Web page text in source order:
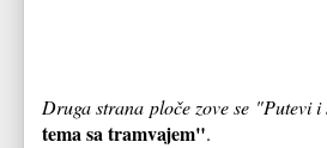
Druga strana ploče zove se "Putevi i
tema sa tramvajem".